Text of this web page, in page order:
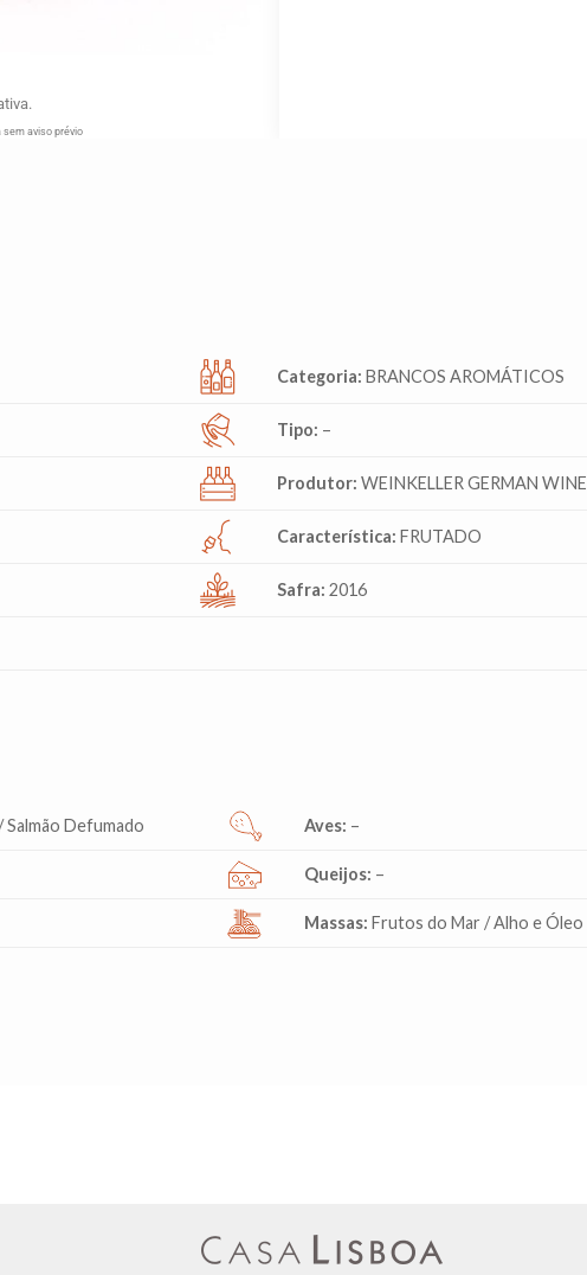
aviso prévio
Categoria: BRANCOS AROMÁTICOS
Tipo: –
Produtor: WEINKELLER GERMAN WINE
Característica: FRUTADO
Safra: 2016
Salmão Defumado Aves: –
Queijos: –
Massas: Frutos do Mar / Alho e